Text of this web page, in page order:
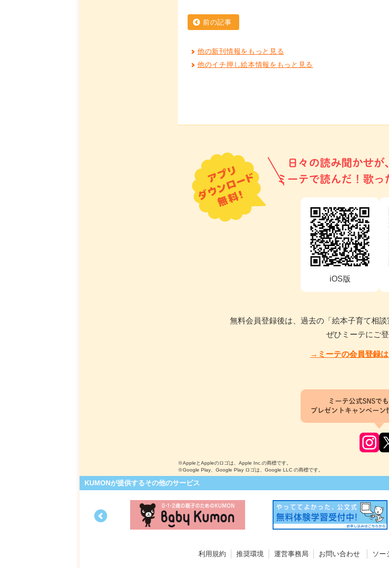
前の記事
他の新刊情報をもっと見る
他のイチ押し絵本情報をもっと見る
日々の読み聞かせ
ミーテで読んだ！歌っ
iOS版
無料会員登録後は、過去の「絵本子育て相
ぜひミーテにご
→ミーテの会員登録
ミーテ公式SNSで
プレゼントキャンペーン
※AppleとAppleのロゴは、Apple Inc.の商標です。
※Google Play、Google Play ロゴは、Google LLC の商標です。
KUMONが提供するその他のサービス
利用規約 推奨環境 運営事務局 お問い合わせ ソー